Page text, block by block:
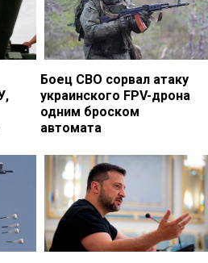
Боец СВО сорвал атаку
украинского FPV-дрона
одним броском
автомата